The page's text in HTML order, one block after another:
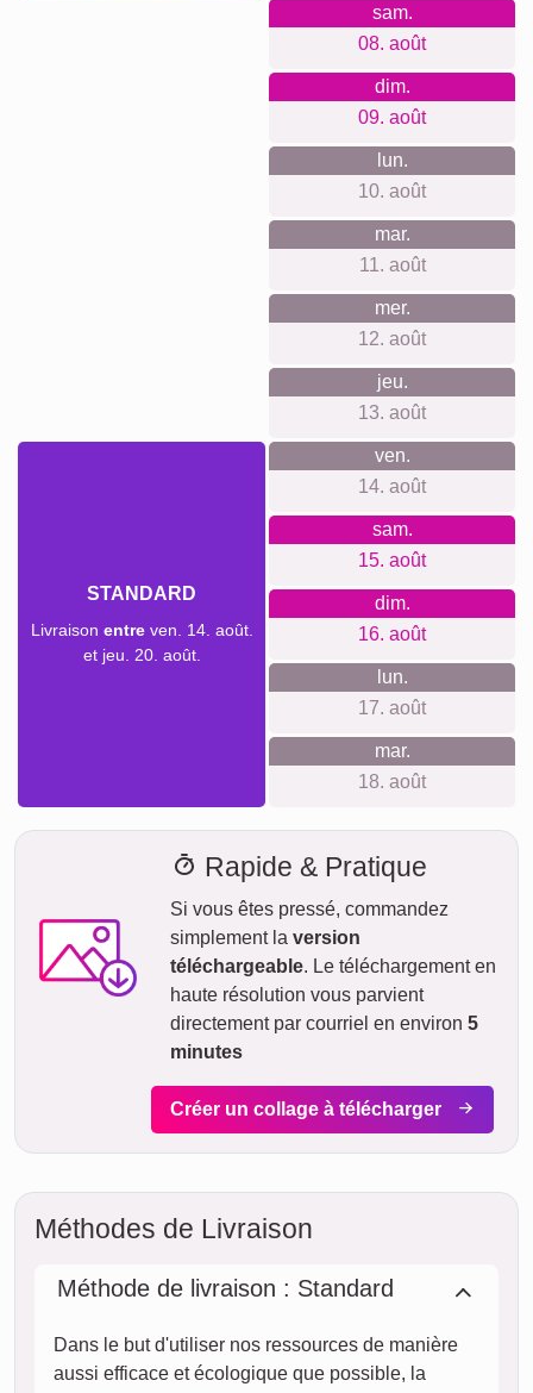
Deuil pour animaux de
compagnie
Ce que nous défendons
Aucune inscription, aucun suivi, aucune newsletter.
Respect strict de la vie privée. Prix clairs sans frais cachés,
système d’accrochage inclus. Matériaux et impression
premium. Outils simples pour débutants comme pour
experts. Formats du petit poster à la grande toile.
Production durable et locale, avis clients positifs.
Quelque chose pour chaque
Parfait pour fêter un anniversaire de grand-père, la Fête des
grands-parents ou la Fête des pères, mais aussi une
naissance, un baptême, Noël, la Fête des mères, un
mariage, un voyage, une pendaison de crémaillère, un
hommage discret ou juste pour dire merci.
Créer un collage
Délai de livraison et aperçu de
livraison
Nous ne voulons pas faire de fausses promesses de